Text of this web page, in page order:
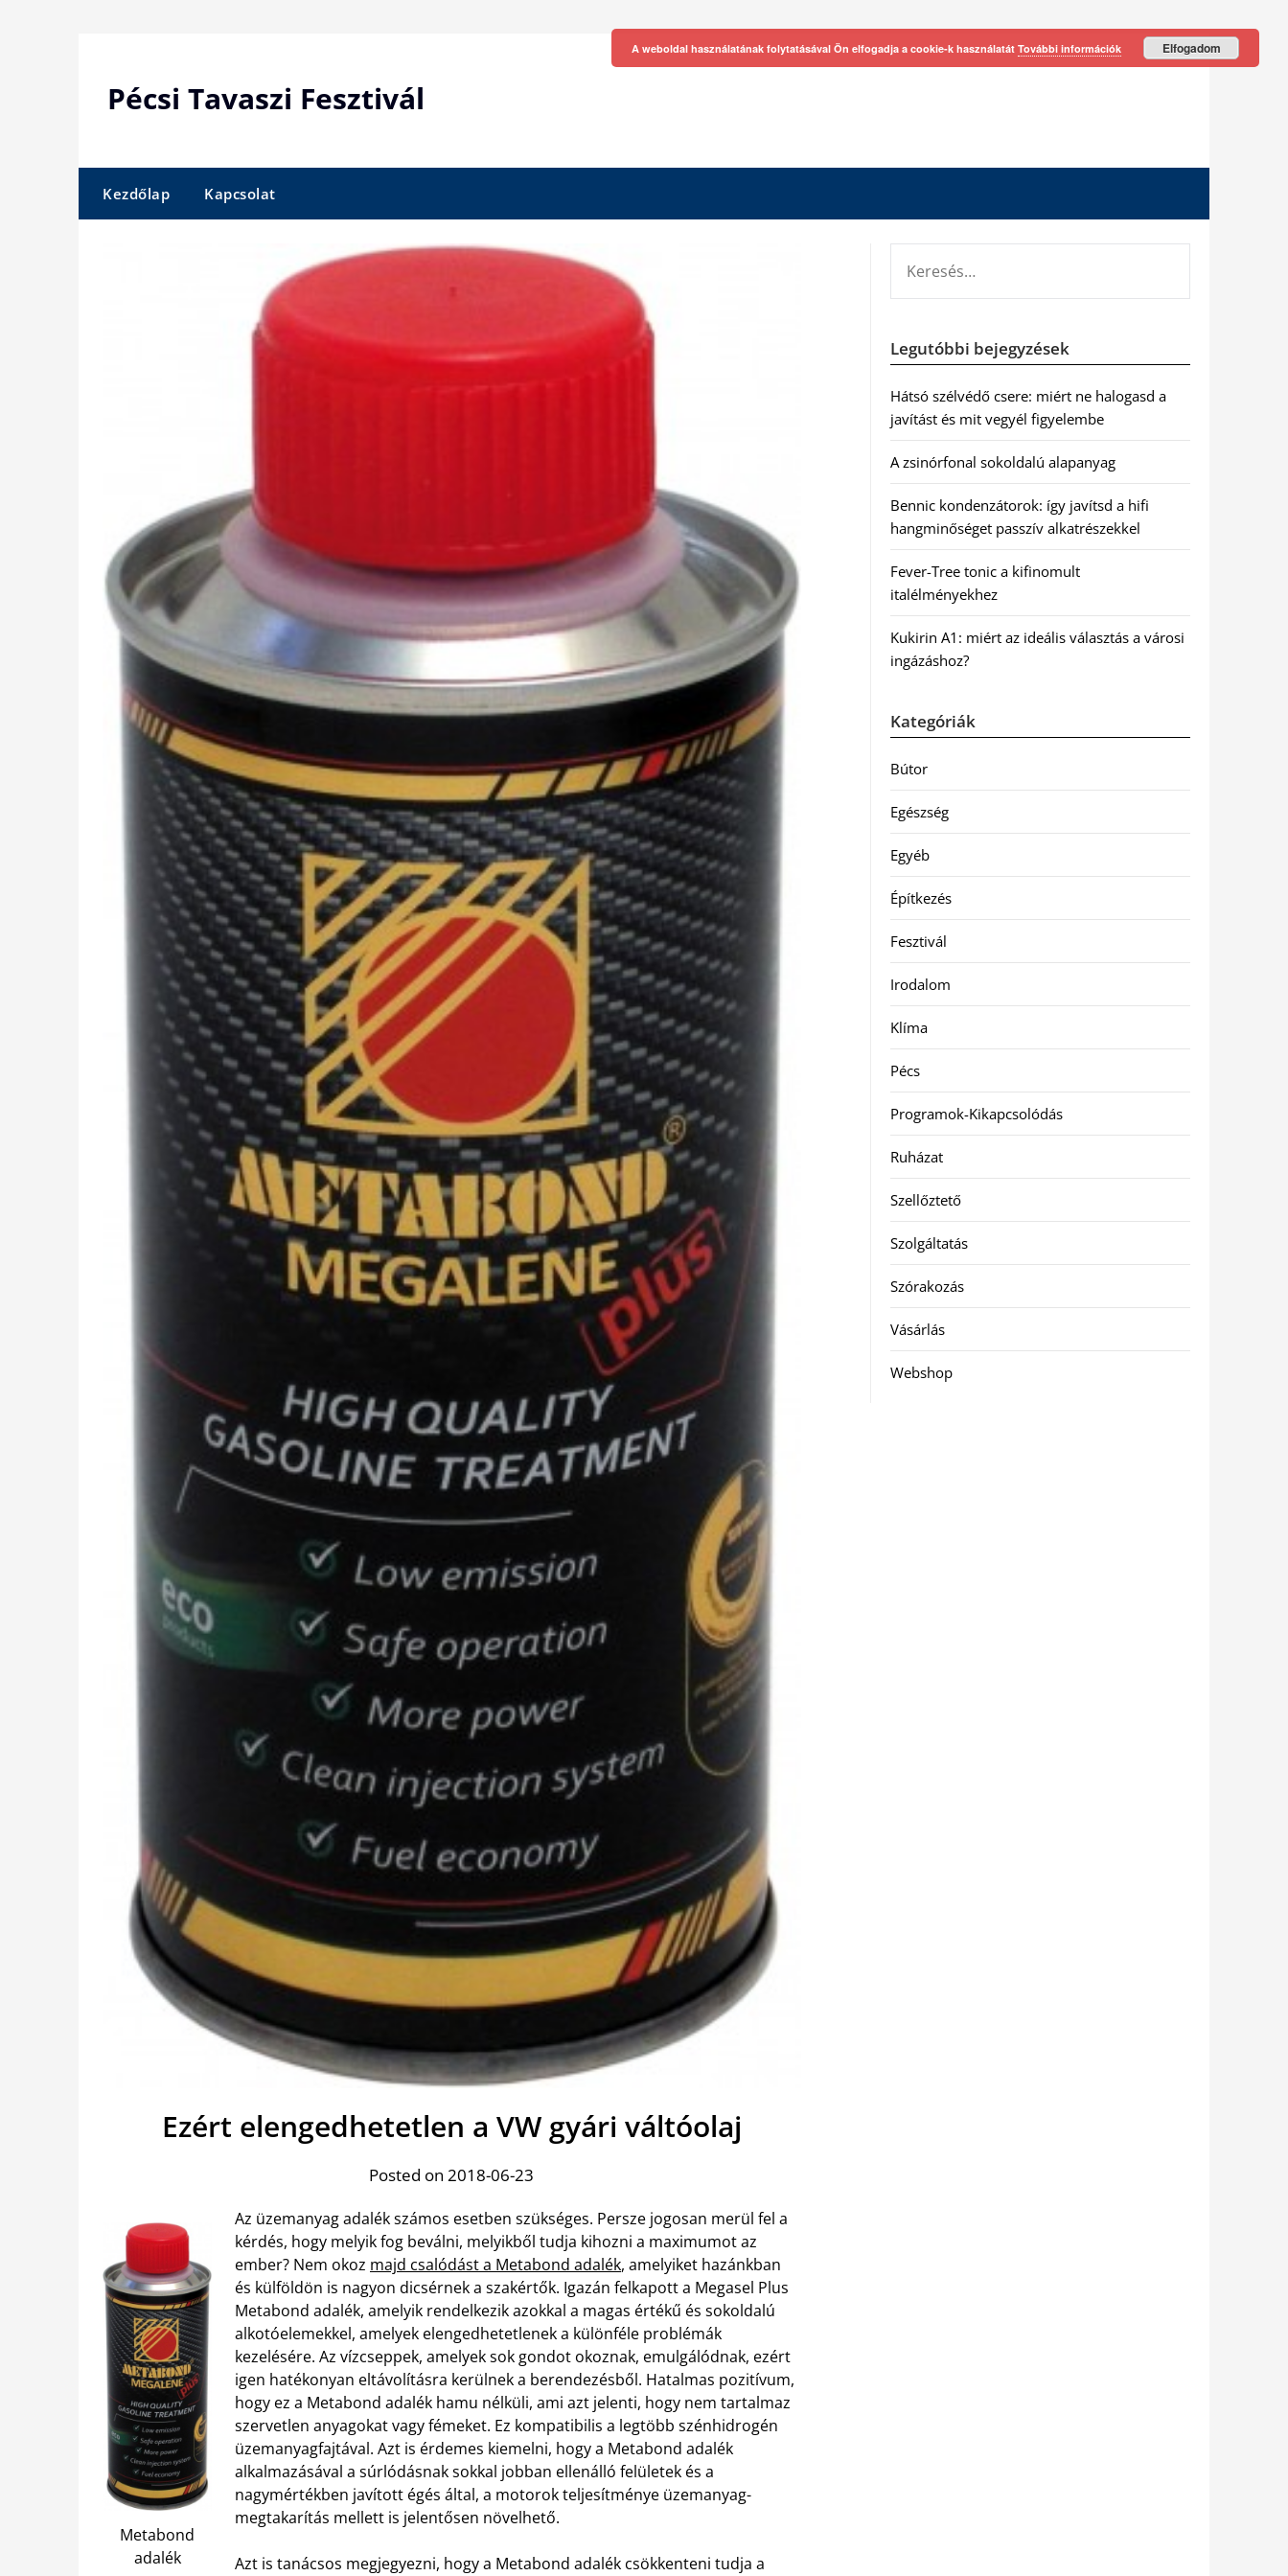
Pécsi Tavaszi Fesztivál
Kezdőlap Kapcsolat
Ezért elengedhetetlen a VW gyári váltóolaj
Posted on 2018-06-23
Metabond
adalék
Az üzemanyag adalék számos esetben szükséges. Persze jogosan merül fel a
kérdés, hogy melyik fog beválni, melyikből tudja kihozni a maximumot az
ember? Nem okoz majd csalódást a Metabond adalék, amelyiket hazánkban
és külföldön is nagyon dicsérnek a szakértők. Igazán felkapott a Megasel Plus
Metabond adalék, amelyik rendelkezik azokkal a magas értékű és sokoldalú
alkotóelemekkel, amelyek elengedhetetlenek a különféle problémák
kezelésére. Az vízcseppek, amelyek sok gondot okoznak, emulgálódnak, ezért
igen hatékonyan eltávolításra kerülnek a berendezésből. Hatalmas pozitívum,
hogy ez a Metabond adalék hamu nélküli, ami azt jelenti, hogy nem tartalmaz
szervetlen anyagokat vagy fémeket. Ez kompatibilis a legtöbb szénhidrogén
üzemanyagfajtával. Azt is érdemes kiemelni, hogy a Metabond adalék
alkalmazásával a súrlódásnak sokkal jobban ellenálló felületek és a
nagymértékben javított égés által, a motorok teljesítménye üzemanyag-
megtakarítás mellett is jelentősen növelhető.
Azt is tanácsos megjegyezni, hogy a Metabond adalék csökkenteni tudja a
Legutóbbi bejegyzések
Hátsó szélvédő csere: miért ne halogasd a
javítást és mit vegyél figyelembe
A zsinórfonal sokoldalú alapanyag
Bennic kondenzátorok: így javítsd a hifi
hangminőséget passzív alkatrészekkel
Fever-Tree tonic a kifinomult
italélményekhez
Kukirin A1: miért az ideális választás a városi
ingázáshoz?
Kategóriák
Bútor
Egészség
Egyéb
Építkezés
Fesztivál
Irodalom
Klíma
Pécs
Programok-Kikapcsolódás
Ruházat
Szellőztető
Szolgáltatás
Szórakozás
Vásárlás
Webshop
A weboldal használatának folytatásával Ön elfogadja a cookie-k használatát További információk Elfogadom